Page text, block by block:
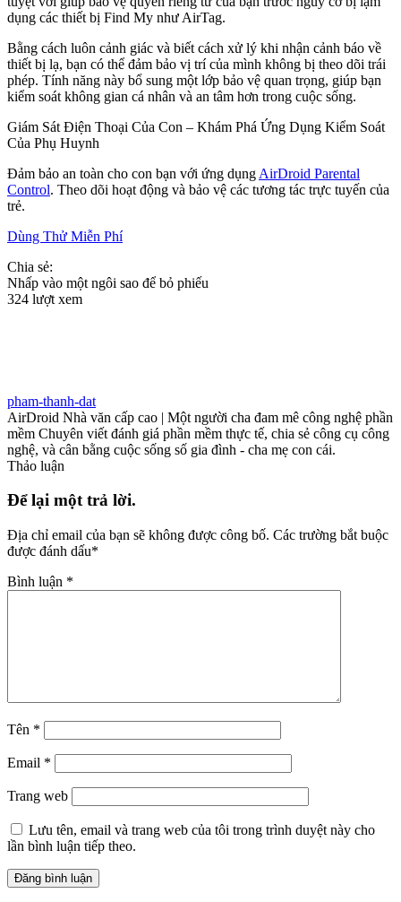
dụng các thiết bị Find My như AirTag.
Bằng cách luôn cảnh giác và biết cách xử lý khi nhận cảnh báo về
thiết bị lạ, bạn có thể đảm bảo vị trí của mình không bị theo dõi trái
phép. Tính năng này bổ sung một lớp bảo vệ quan trọng, giúp bạn
kiểm soát không gian cá nhân và an tâm hơn trong cuộc sống.
Giám Sát Điện Thoại Của Con – Khám Phá Ứng Dụng Kiểm Soát
Của Phụ Huynh
Đảm bảo an toàn cho con bạn với ứng dụng AirDroid Parental
Control. Theo dõi hoạt động và bảo vệ các tương tác trực tuyến của
trẻ.
Dùng Thử Miễn Phí
Chia sẻ:
Nhấp vào một ngôi sao để bỏ phiếu
324 lượt xem
pham-thanh-dat
AirDroid Nhà văn cấp cao | Một người cha đam mê công nghệ phần
mềm Chuyên viết đánh giá phần mềm thực tế, chia sẻ công cụ công
nghệ, và cân bằng cuộc sống số gia đình - cha mẹ con cái.
Thảo luận
Để lại một trả lời.
Địa chỉ email của bạn sẽ không được công bố. Các trường bắt buộc
được đánh dấu*
Bình luận *
Tên *
Email *
Trang web
Lưu tên, email và trang web của tôi trong trình duyệt này cho
lần bình luận tiếp theo.